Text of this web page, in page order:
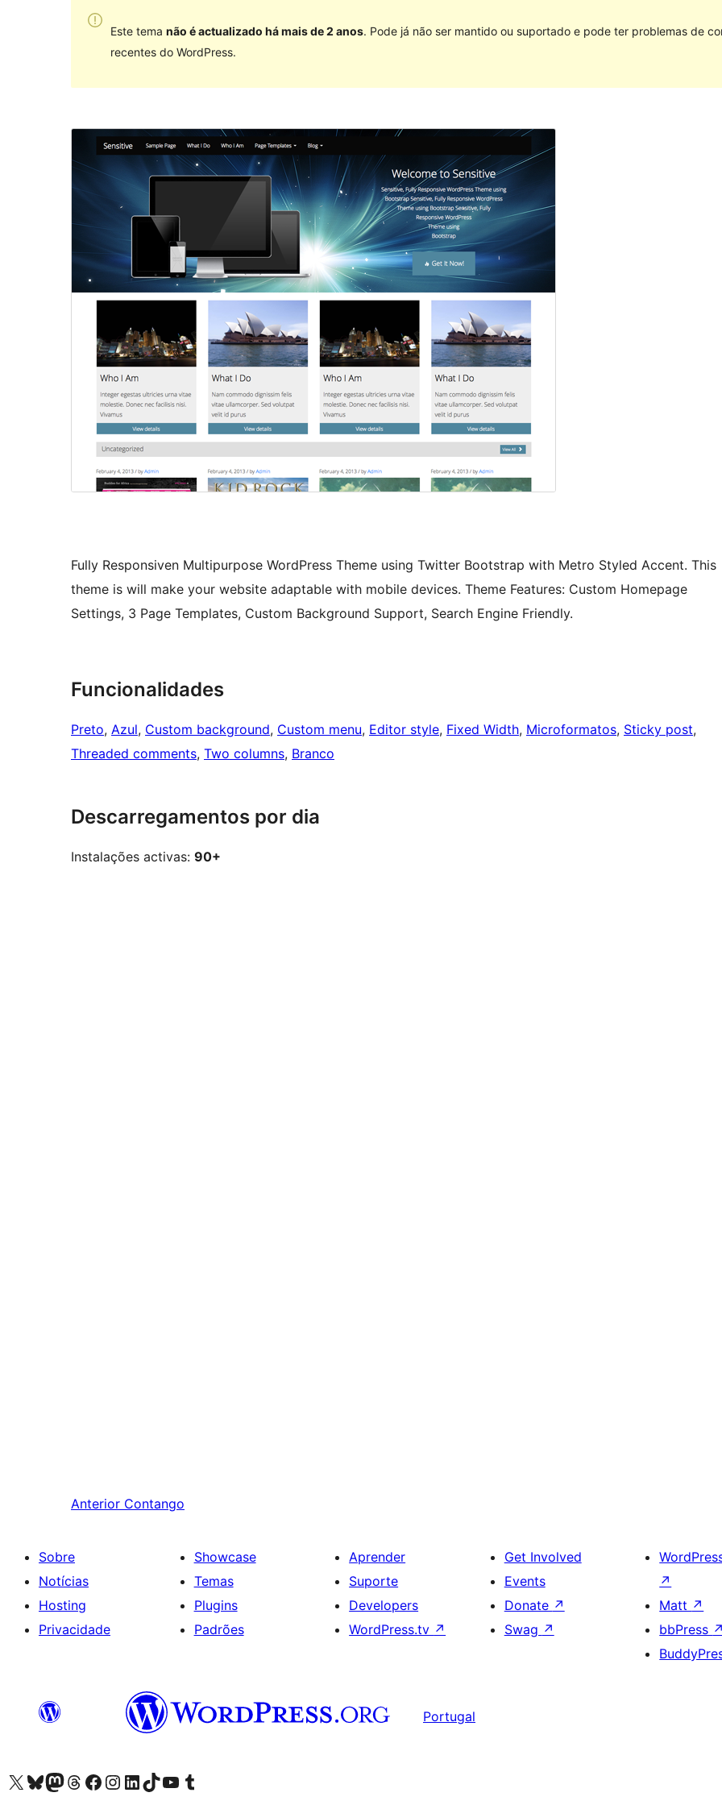
Este tema não é actualizado há mais de 2 anos. Pode já não ser mantido ou suportado e pode ter problemas de
recentes do WordPress.
Fully Responsiven Multipurpose WordPress Theme using Twitter Bootstrap with Metro Styled Accent. This
theme is will make your website adaptable with mobile devices. Theme Features: Custom Homepage
Settings, 3 Page Templates, Custom Background Support, Search Engine Friendly.
Funcionalidades
Preto, Azul, Custom background, Custom menu, Editor style, Fixed Width, Microformatos, Sticky post
Threaded comments, Two columns, Branco
Descarregamentos por dia
Instalações activas: 90+
Anterior Contango
Sobre
Notícias
Hosting
Privacidade
Showcase
Temas
Plugins
Padrões
Aprender
Suporte
Developers
WordPress.tv ↗
Get Involved
Events
Donate ↗
Swag ↗
↗
Matt ↗
bbPress ↗
Portugal
Visite a nossa conta X (antigo Twitter)
Visit our Bluesky account
Visit our Mastodon account
Visit our Threads account
Visite a nossa página do Facebook
Visite a nossa conta no Instagram
Visite a nossa conta no LinkedIn
Visit our TikTok account
Visit our YouTube channel
Visit our Tumblr account